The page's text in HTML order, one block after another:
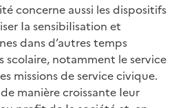
concerne aussi les dispositifs
Ia sensibiIisation et
dans d’autres temps
scolaire, notamment le service
missions de service civique.
manière croissante Ieur